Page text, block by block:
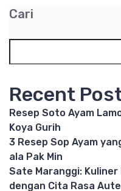
Cari
Recent
Resep Soto Ayam
Koya Gurih
3 Resep Sop Ayam
ala Pak Min
Sate Maranggi:
dengan Cita Rasa